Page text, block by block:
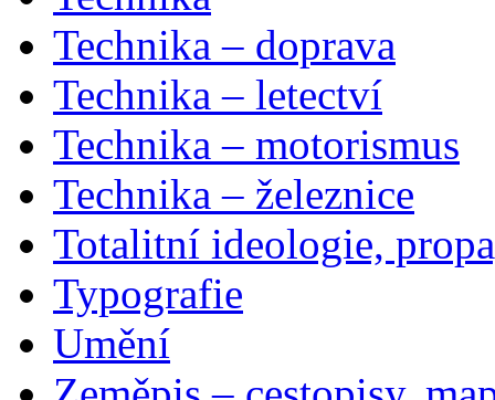
Technika – doprava
Technika – letectví
Technika – motorismus
Technika – železnice
Totalitní ideologie,
Typografie
Umění